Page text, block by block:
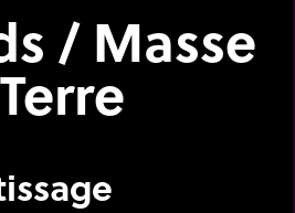
/ Masse